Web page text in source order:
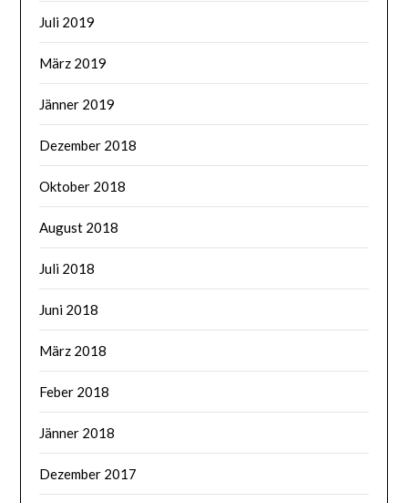
Juli 2019
März 2019
Jänner 2019
Dezember 2018
Oktober 2018
August 2018
Juli 2018
Juni 2018
März 2018
Feber 2018
Jänner 2018
Dezember 2017